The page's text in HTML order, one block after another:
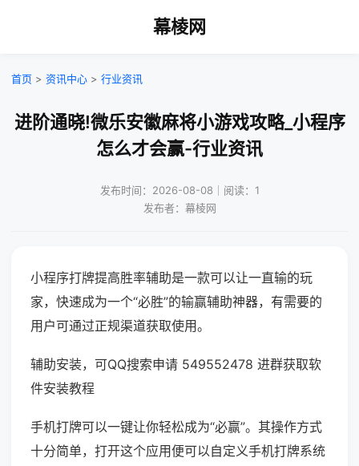
幕棱网
首页 > 资讯中心 > 行业资讯
进阶通晓!微乐安徽麻将小游戏攻略_小程序
怎么才会赢-行业资讯
发布时间：2026-08-08｜阅读：1
发布者：幕棱网
小程序打牌提高胜率辅助是一款可以让一直输的玩
家，快速成为一个“必胜”的输赢辅助神器，有需要的
用户可通过正规渠道获取使用。
辅助安装，可QQ搜索申请 549552478 进群获取软
件安装教程
手机打牌可以一键让你轻松成为“必赢”。其操作方式
十分简单，打开这个应用便可以自定义手机打牌系统